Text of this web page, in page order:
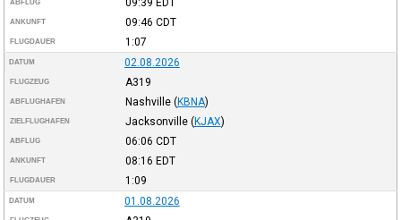
ABFLUG
ANKUNFT 09:46 CDT
FLUGDAUER 1:07
DATUM 02.08.2026
FLUGZEUG A319
ABFLUGHAFEN Nashville (KBNA)
ZIELFLUGHAFEN Jacksonville (KJAX)
ABFLUG 06:06 CDT
ANKUNFT 08:16 EDT
FLUGDAUER 1:09
DATUM 01.08.2026